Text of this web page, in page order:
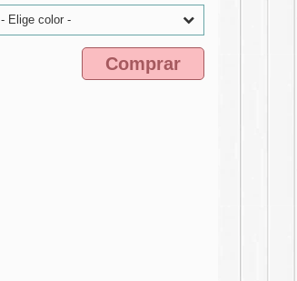
- Elige color -
Comprar